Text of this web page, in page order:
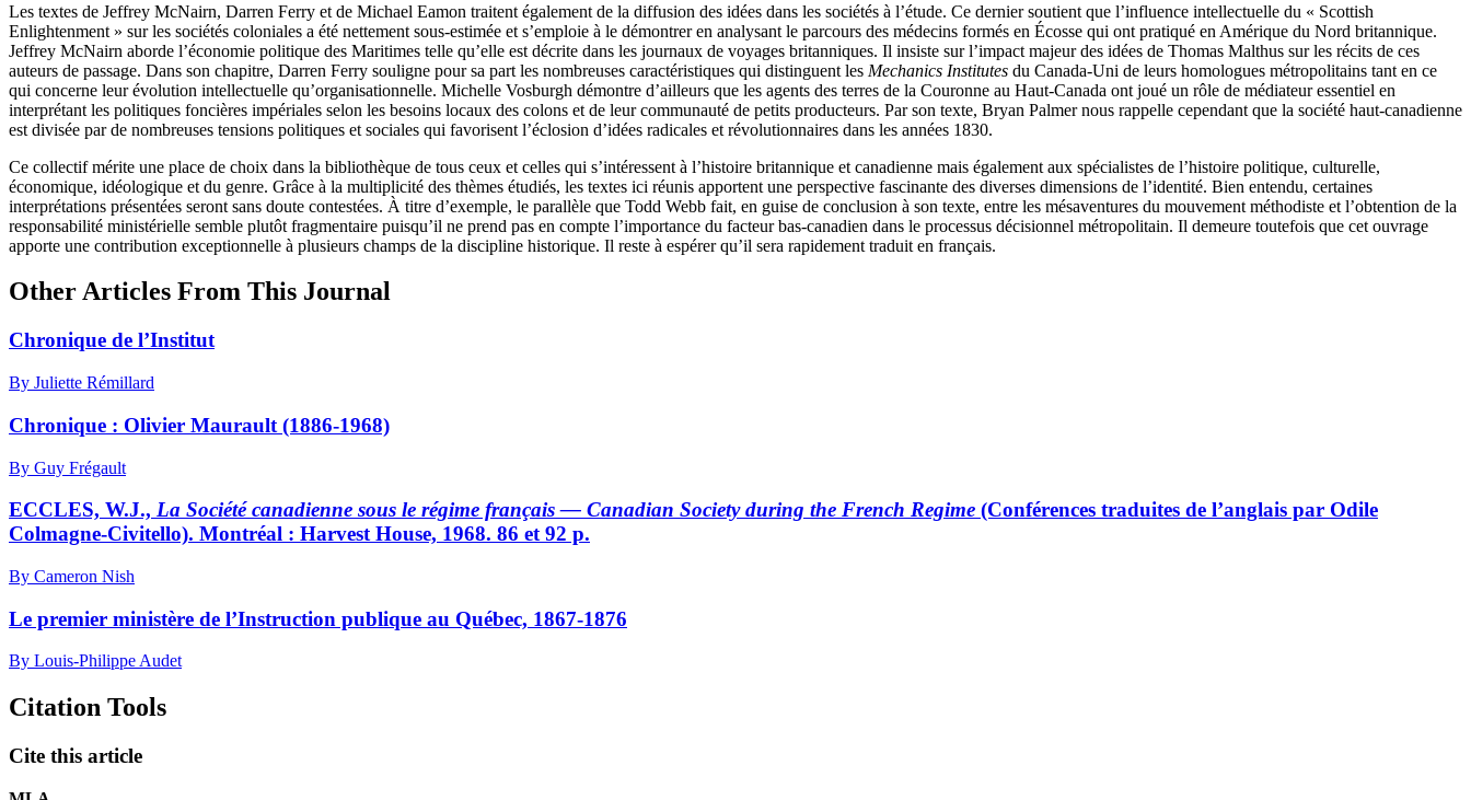
Les textes de Jeffrey McNairn, Darren Ferry et de Michael Eamon traitent également de la diffusion des idées dans les sociétés à l’étude. Ce dernier soutient que l’influence intellectuelle du « Scottish
Enlightenment » sur les sociétés coloniales a été nettement sous-estimée et s’emploie à le démontrer en analysant le parcours des médecins formés en Écosse qui ont pratiqué en Amérique du Nord britannique.
Jeffrey McNairn aborde l’économie politique des Maritimes telle qu’elle est décrite dans les journaux de voyages britanniques. Il insiste sur l’impact majeur des idées de Thomas Malthus sur les récits de ces
auteurs de passage. Dans son chapitre, Darren Ferry souligne pour sa part les nombreuses caractéristiques qui distinguent les Mechanics Institutes du Canada-Uni de leurs homologues métropolitains tant en ce
qui concerne leur évolution intellectuelle qu’organisationnelle. Michelle Vosburgh démontre d’ailleurs que les agents des terres de la Couronne au Haut-Canada ont joué un rôle de médiateur essentiel en
interprétant les politiques foncières impériales selon les besoins locaux des colons et de leur communauté de petits producteurs. Par son texte, Bryan Palmer nous rappelle cependant que la société haut-canadienne
est divisée par de nombreuses tensions politiques et sociales qui favorisent l’éclosion d’idées radicales et révolutionnaires dans les années 1830.
Ce collectif mérite une place de choix dans la bibliothèque de tous ceux et celles qui s’intéressent à l’histoire britannique et canadienne mais également aux spécialistes de l’histoire politique, culturelle,
économique, idéologique et du genre. Grâce à la multiplicité des thèmes étudiés, les textes ici réunis apportent une perspective fascinante des diverses dimensions de l’identité. Bien entendu, certaines
interprétations présentées seront sans doute contestées. À titre d’exemple, le parallèle que Todd Webb fait, en guise de conclusion à son texte, entre les mésaventures du mouvement méthodiste et l’obtention de la
responsabilité ministérielle semble plutôt fragmentaire puisqu’il ne prend pas en compte l’importance du facteur bas-canadien dans le processus décisionnel métropolitain. Il demeure toutefois que cet ouvrage
apporte une contribution exceptionnelle à plusieurs champs de la discipline historique. Il reste à espérer qu’il sera rapidement traduit en français.
Other Articles From This Journal
Chronique de l’Institut
By Juliette Rémillard
Chronique : Olivier Maurault (1886-1968)
By Guy Frégault
ECCLES, W.J., La Société canadienne sous le régime français — Canadian Society during the French Regime (Conférences traduites de l’anglais par Odile
Colmagne-Civitello). Montréal : Harvest House, 1968. 86 et 92 p.
By Cameron Nish
Le premier ministère de l’Instruction publique au Québec, 1867-1876
By Louis-Philippe Audet
Citation Tools
Cite this article